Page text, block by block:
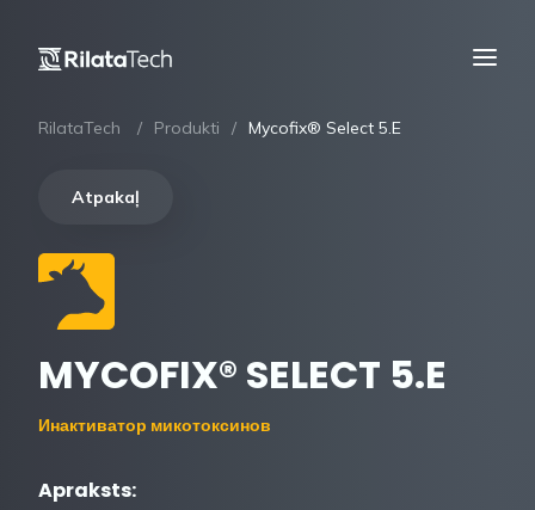
RilataTech Produkti Mycofix® Select 5.E
Atpakaļ
MYCOFIX® SELECT 5.E
Инактиватор микотоксинов
Apraksts: